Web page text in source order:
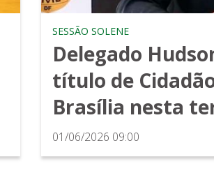
SESSÃO SOLENE
Delegado
título de
Brasília nesta
01/06/2026 09:00